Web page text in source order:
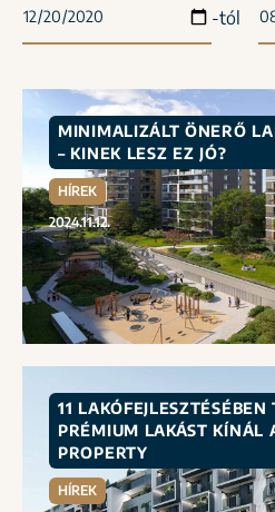
-tól
MINIMALIZÁLT ÖNERŐ
– KINEK LESZ EZ JÓ?
HÍREK
2024.11.12.
11
PRÉMIUM LAKÁST KÍNÁL
PROPERTY
HÍREK